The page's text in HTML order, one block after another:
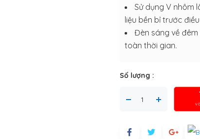
Sử dụng V nhôm
liệu bền bỉ trước
Đèn sáng về
toàn thời gian.
Số lượng :